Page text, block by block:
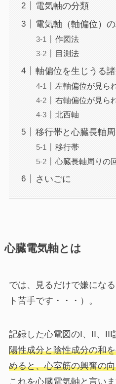
電気軸の分類
電気軸（軸偏位）
作図法
目測法
軸偏位を生じうる
左軸偏位が見ら
右軸偏位が見ら
北西軸
移行帯と心臓長軸
移行帯
心臓長軸周りの
さいごに
心臓電気軸とは
では、見るだけで嫌にな
ト苦手です・・・）。
記録した心電図のI、II、III
陽性成分と陰性成分の和
めると、心室筋の興奮の
これを心臓電気軸 と言いま